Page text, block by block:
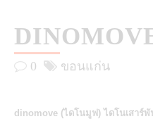
0 ขอนแก่น
dinomove (ไดโนมูฟ) ไดโนเสา